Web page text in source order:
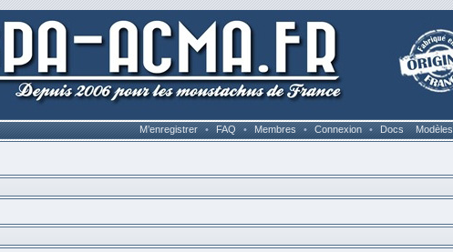
M’enregistrer • FAQ • Membres • Connexion • Docs Modèles